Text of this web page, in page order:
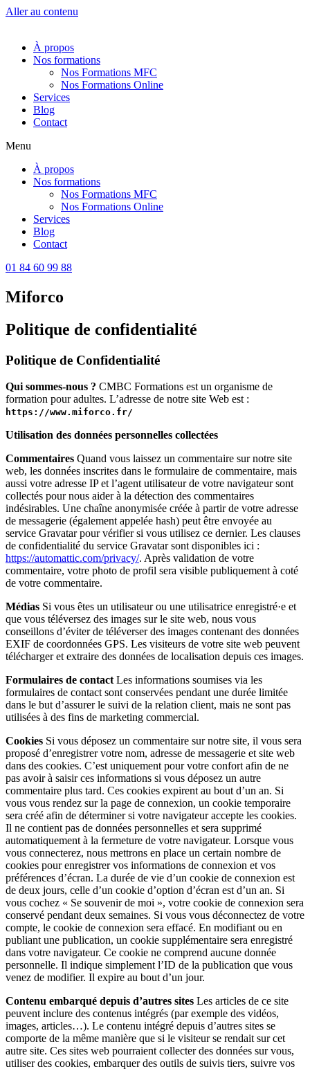
Aller au contenu
À propos
Nos formations
Nos Formations MFC
Nos Formations Online
Services
Blog
Contact
Menu
À propos
Nos formations
Nos Formations MFC
Nos Formations Online
Services
Blog
Contact
01 84 60 99 88
Miforco
Politique de confidentialité
Politique de Confidentialité
Qui sommes-nous ? CMBC Formations est un organisme de
formation pour adultes. L’adresse de notre site Web est :
https://www.miforco.fr/
Utilisation des données personnelles collectées
Commentaires Quand vous laissez un commentaire sur notre site
web, les données inscrites dans le formulaire de commentaire, mais
aussi votre adresse IP et l’agent utilisateur de votre navigateur sont
collectés pour nous aider à la détection des commentaires
indésirables. Une chaîne anonymisée créée à partir de votre adresse
de messagerie (également appelée hash) peut être envoyée au
service Gravatar pour vérifier si vous utilisez ce dernier. Les clauses
de confidentialité du service Gravatar sont disponibles ici :
https://automattic.com/privacy/. Après validation de votre
commentaire, votre photo de profil sera visible publiquement à coté
de votre commentaire.
Médias Si vous êtes un utilisateur ou une utilisatrice enregistré·e et
que vous téléversez des images sur le site web, nous vous
conseillons d’éviter de téléverser des images contenant des données
EXIF de coordonnées GPS. Les visiteurs de votre site web peuvent
télécharger et extraire des données de localisation depuis ces images.
Formulaires de contactLes informations soumises via les
formulaires de contact sont conservées pendant une durée limitée
dans le but d’assurer le suivi de la relation client, mais ne sont pas
utilisées à des fins de marketing commercial.
Cookies Si vous déposez un commentaire sur notre site, il vous sera
proposé d’enregistrer votre nom, adresse de messagerie et site web
dans des cookies. C’est uniquement pour votre confort afin de ne
pas avoir à saisir ces informations si vous déposez un autre
commentaire plus tard. Ces cookies expirent au bout d’un an. Si
vous vous rendez sur la page de connexion, un cookie temporaire
sera créé afin de déterminer si votre navigateur accepte les cookies.
Il ne contient pas de données personnelles et sera supprimé
automatiquement à la fermeture de votre navigateur. Lorsque vous
vous connecterez, nous mettrons en place un certain nombre de
cookies pour enregistrer vos informations de connexion et vos
préférences d’écran. La durée de vie d’un cookie de connexion est
de deux jours, celle d’un cookie d’option d’écran est d’un an. Si
vous cochez « Se souvenir de moi », votre cookie de connexion sera
conservé pendant deux semaines. Si vous vous déconnectez de votre
compte, le cookie de connexion sera effacé. En modifiant ou en
publiant une publication, un cookie supplémentaire sera enregistré
dans votre navigateur. Ce cookie ne comprend aucune donnée
personnelle. Il indique simplement l’ID de la publication que vous
venez de modifier. Il expire au bout d’un jour.
Contenu embarqué depuis d’autres sites Les articles de ce site
peuvent inclure des contenus intégrés (par exemple des vidéos,
images, articles…). Le contenu intégré depuis d’autres sites se
comporte de la même manière que si le visiteur se rendait sur cet
autre site. Ces sites web pourraient collecter des données sur vous,
utiliser des cookies, embarquer des outils de suivis tiers, suivre vos